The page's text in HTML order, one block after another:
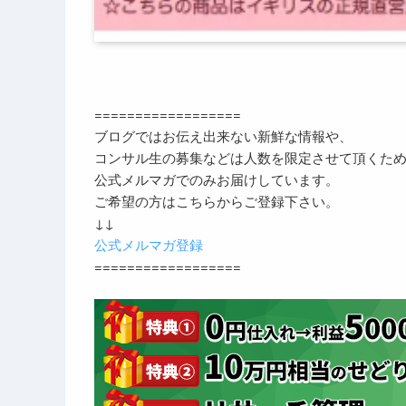
==================
ブログではお伝え出来ない新鮮な情報や、
コンサル生の募集などは人数を限定させて頂くため
公式メルマガでのみお届けしています。
ご希望の方はこちらからご登録下さい。
↓↓
公式メルマガ登録
==================